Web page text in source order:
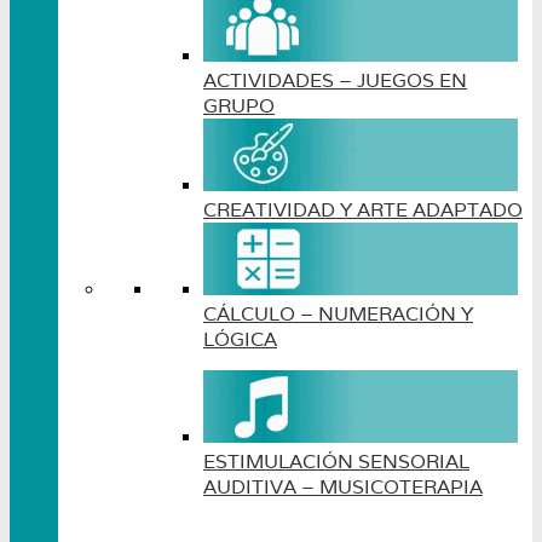
ACTIVIDADES – JUEGOS EN
GRUPO
CREATIVIDAD Y ARTE ADAPTADO
CÁLCULO – NUMERACIÓN Y
LÓGICA
ESTIMULACIÓN SENSORIAL
AUDITIVA – MUSICOTERAPIA